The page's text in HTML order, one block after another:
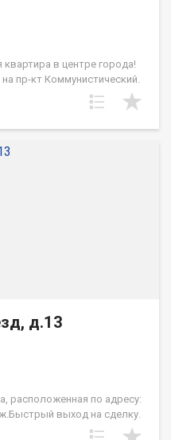
в центре города!
пр-кт Коммунистический.
тёплая.
все необходимые
транспортная
д.13
расположенная по адресу:
выход на сделку.
собственности. О ДОМЕ: